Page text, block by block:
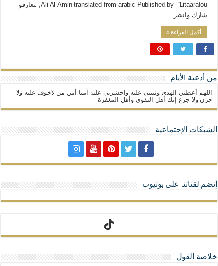
Ali Al-Amin translated from arabic Published by “Litaarafou, لتعارفوا”
شارك وانشر
أكمل القراءة »
من أدعية الأيام
اللهم أعطني الهدى وثبتني عليه واحشرني عليه آمنا أمن من لاخوف عليه ولا
حزن ولا جزع إنك أهل التقوى وأهل المغفرة
الشبكات الإجتماعية
إنضم لقناتنا على يوتيوب
تيك توك
خلاصة القول